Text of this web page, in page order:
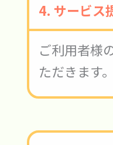
4. サービス
ご利用者様
ただきます。